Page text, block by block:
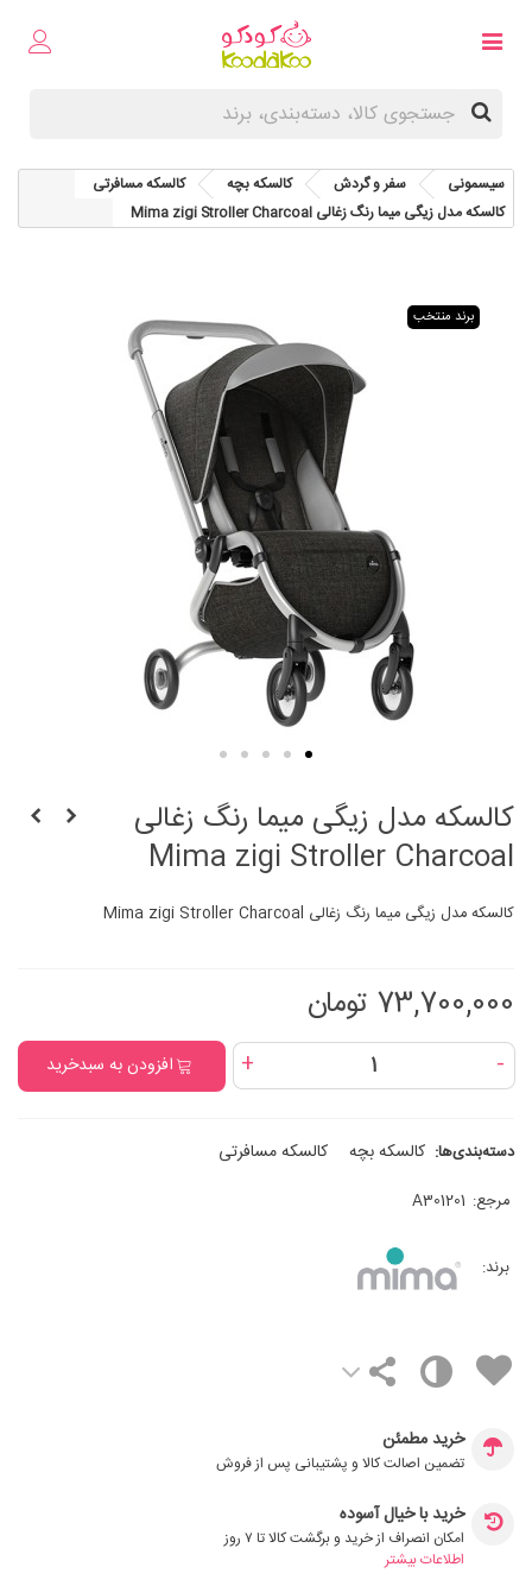
سیسمونی سفر و گردش کالسکه بچه
کالسکه مسافرتی
کالسکه مدل زیگی میما رنگ زغالی Mima zigi Stroller Charcoal
برند منتخب
کالسکه مدل زیگی میما رنگ زغالی
Mima zigi Stroller Charcoal
کالسکه مدل زیگی میما رنگ زغالی Mima zigi Stroller Charcoal
73,700,000 تومان
-
+ افزودن به سبدخرید
دسته‌بندی‌ها: کالسکه بچه کالسکه مسافرتی
مرجع: A301201
برند:
خرید مطمئن
تضمین اصالت کالا و پشتیبانی پس از فروش
خرید با خیال آسوده
امکان انصراف از خرید و برگشت کالا تا ۷ روز
اطلاعات بیشتر